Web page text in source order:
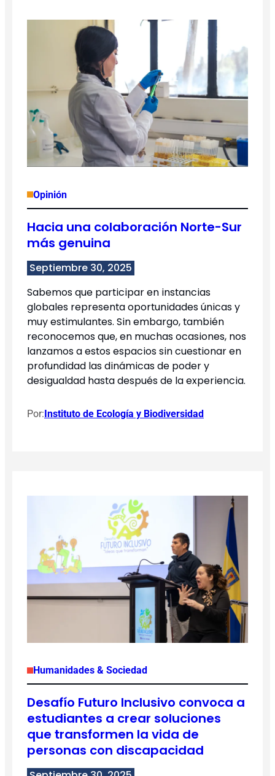
Opinión
Hacia una colaboración Norte-Sur
más genuina
Septiembre 30, 2025
Sabemos que participar en instancias
globales representa oportunidades únicas y
muy estimulantes. Sin embargo, también
reconocemos que, en muchas ocasiones, nos
lanzamos a estos espacios sin cuestionar en
profundidad las dinámicas de poder y
desigualdad hasta después de la experiencia.
Por:Instituto de Ecología y Biodiversidad
Humanidades & Sociedad
Desafío Futuro Inclusivo convoca a
estudiantes a crear soluciones
que transformen la vida de
personas con discapacidad